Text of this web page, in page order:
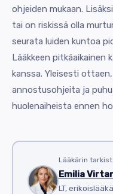
ohjeiden mukaan.
tai on riskissä olla
seurata luiden kuntoa
Lääkkeen pitkäaikainen
kanssa. Yleisesti
annostusohjeita ja
huolenaiheista ennen
Lääkärin
Emilia
LT,